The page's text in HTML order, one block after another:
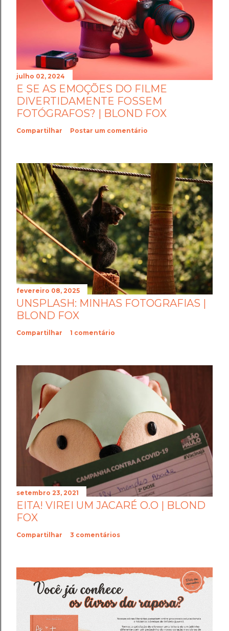
julho 02, 2024
E SE AS EMOÇÕES DO FILME
DIVERTIDAMENTE FOSSEM
FOTÓGRAFOS? | BLOND FOX
Compartilhar Postar um comentário
fevereiro 08, 2025
UNSPLASH: MINHAS FOTOGRAFIAS |
BLOND FOX
Compartilhar 1 comentário
setembro 23, 2021
EITA! VIREI UM JACARÉ O.O | BLOND
FOX
Compartilhar 3 comentários